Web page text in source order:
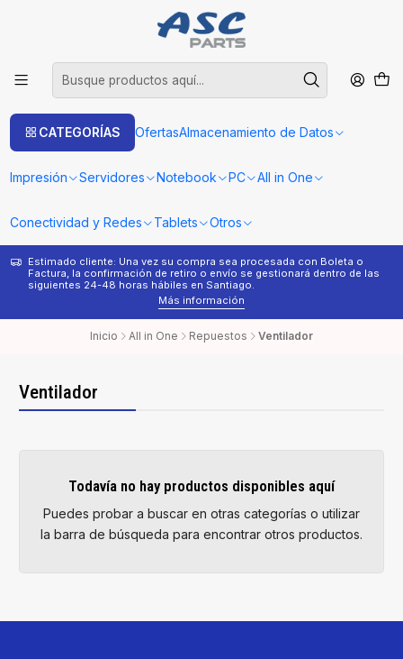
CATEGORÍAS OfertasAlmacenamiento de Datos
Impresión Servidores Notebook PC All in One
Conectividad y Redes Tablets Otros
Estimado cliente: Una vez su compra sea procesada con Boleta o
Factura, la confirmación de retiro o envío se gestionará dentro de las
siguientes 24-48 horas hábiles en Santiago.
Más información
Inicio All in One Repuestos Ventilador
Ventilador
Todavía no hay productos disponibles aquí
Puedes probar a buscar en otras categorías o utilizar
la barra de búsqueda para encontrar otros productos.